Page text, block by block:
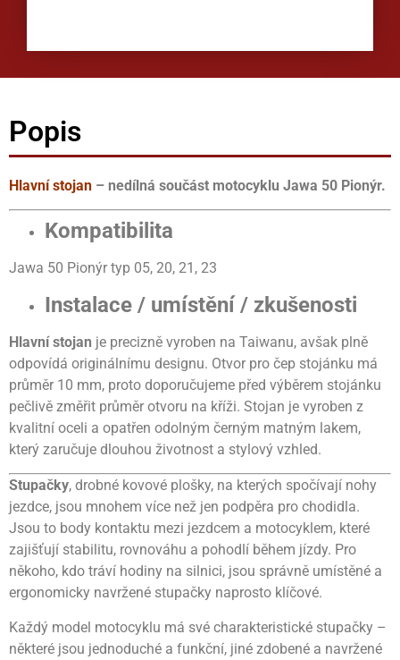
Popis
Hlavní stojan – nedílná součást motocyklu Jawa 50 Pionýr.
Kompatibilita
Jawa 50 Pionýr typ 05, 20, 21, 23
Instalace / umístění / zkušenosti
Hlavní stojan je precizně vyroben na Taiwanu, avšak plně
odpovídá originálnímu designu. Otvor pro čep stojánku má
průměr 10 mm, proto doporučujeme před výběrem stojánku
pečlivě změřit průměr otvoru na kříži. Stojan je vyroben z
kvalitní oceli a opatřen odolným černým matným lakem,
který zaručuje dlouhou životnost a stylový vzhled.
Stupačky, drobné kovové plošky, na kterých spočívají nohy
jezdce, jsou mnohem více než jen podpěra pro chodidla.
Jsou to body kontaktu mezi jezdcem a motocyklem, které
zajišťují stabilitu, rovnováhu a pohodlí během jízdy. Pro
někoho, kdo tráví hodiny na silnici, jsou správně umístěné a
ergonomicky navržené stupačky naprosto klíčové.
Každý model motocyklu má své charakteristické stupačky –
některé jsou jednoduché a funkční, jiné zdobené a navržené